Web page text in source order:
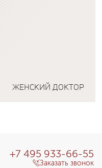
ЖЕНСКИЙ ДОКТОР
+7 495 933-66-55
Заказать звонок